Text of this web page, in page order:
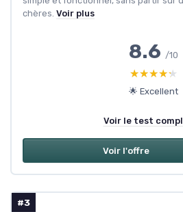
chères. Voir plus
8.6 /10
★★★★★
★★★★★
🌟 Excellent
Voir le test
Voir l'offre
#3